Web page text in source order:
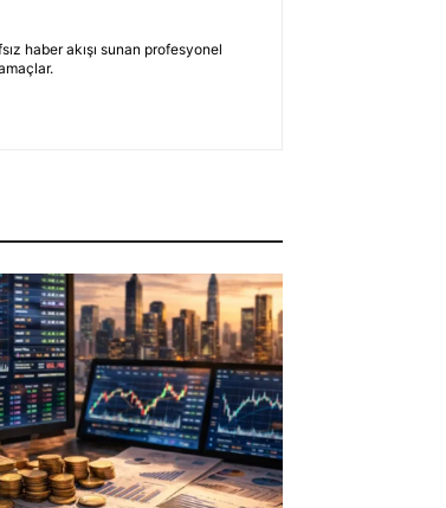
haber akışı sunan profesyonel